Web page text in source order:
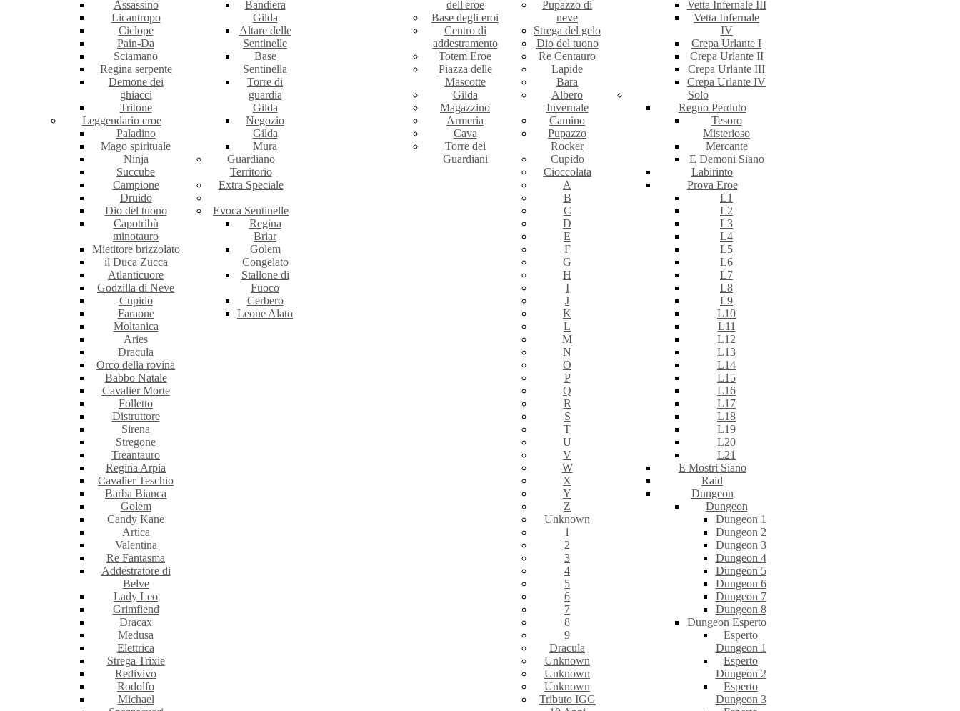
Assassino
Licantropo
Ciclope
Pain-Da
Sciamano
Regina serpente
Demone dei
ghiacci
Tritone
Leggendario eroe
Paladino
Mago spirituale
Ninja
Succube
Campione
Druido
Dio del tuono
Capotribù
minotauro
Mietitore brizzolato
il Duca Zucca
Atlanticuore
Godzilla di Neve
Cupido
Faraone
Moltanica
Aries
Dracula
Orco della rovina
Babbo Natale
Cavalier Morte
Folletto
Distruttore
Sirena
Stregone
Treantauro
Regina Arpia
Cavalier Teschio
Barba Bianca
Golem
Candy Kane
Artica
Valentina
Re Fantasma
Addestratore di
Belve
Lady Leo
Grimfiend
Dracax
Medusa
Elettrica
Strega Trixie
Redivivo
Rodolfo
Michael
Bandiera
Gilda
Altare delle
Sentinelle
Base
Sentinella
Torre di
guardia
Gilda
Negozio
Gilda
Mura
Guardiano
Territorio
Extra Speciale
Evoca Sentinelle
Regina
Briar
Golem
Congelato
Stallone di
Fuoco
Cerbero
Leone Alato
dell'eroe
Base degli eroi
Centro di
addestramento
Totem Eroe
Piazza delle
Mascotte
Gilda
Magazzino
Armeria
Cava
Torre dei
Guardiani
Pupazzo di
neve
Strega del gelo
Dio del tuono
Re Centauro
Lapide
Bara
Albero
Invernale
Camino
Pupazzo
Rocker
Cupido
Cioccolata
A
B
C
D
E
F
G
H
I
J
K
L
M
N
O
P
Q
R
S
T
U
V
W
X
Y
Z
Unknown
1
2
3
4
5
6
7
8
9
Dracula
Unknown
Unknown
Unknown
Tributo IGG
Vetta Infernale III
Vetta Infernale
IV
Crepa Urlante I
Crepa Urlante II
Crepa Urlante III
Crepa Urlante IV
Solo
Regno Perduto
Tesoro
Misterioso
Mercante
E Demoni Siano
Labirinto
Prova Eroe
L1
L2
L3
L4
L5
L6
L7
L8
L9
L10
L11
L12
L13
L14
L15
L16
L17
L18
L19
L20
L21
E Mostri Siano
Raid
Dungeon
Dungeon
Dungeon 1
Dungeon 2
Dungeon 3
Dungeon 4
Dungeon 5
Dungeon 6
Dungeon 7
Dungeon 8
Dungeon Esperto
Esperto
Dungeon 1
Esperto
Dungeon 2
Esperto
Dungeon 3